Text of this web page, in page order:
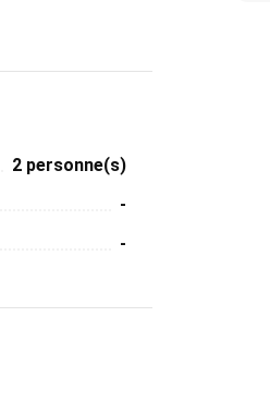
2 personne(s)
-
-